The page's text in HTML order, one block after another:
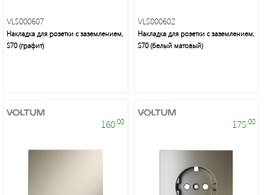
аксессуары
Часы
Настольные
VLS000607
Накладка для розетки с заземлением,
S70 (графит)
VLS000602
Накладка для розетки с заземлением,
S70 (белый матовый)
160.00 175 .00